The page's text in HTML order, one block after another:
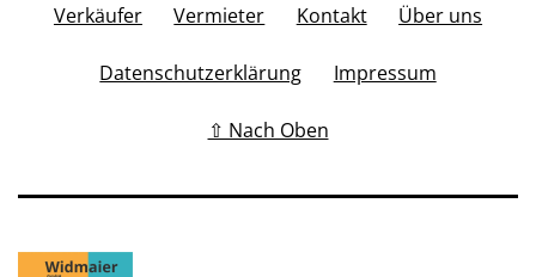
Verkäufer Vermieter Kontakt Über uns
Datenschutzerklärung Impressum
⇧ Nach Oben